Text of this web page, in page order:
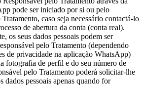
pode ser iniciado por si ou pelo
caso seja necessário contactá-lo
de abertura da conta (conta real).
os seus dados pessoais podem ser
pelo Tratamento (dependendo
de privacidade na aplicação WhatsApp)
fotografia de perfil e do seu número de
pelo Tratamento poderá solicitar-lhe
dados pessoais apenas quando for